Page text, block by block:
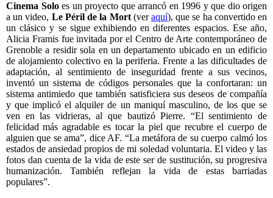
Cinema Solo es un proyecto que arrancó en 1996 y que dio origen
a un video, Le Péril de la Mort(veraquí), que se ha convertido en
un clásico y se sigue exhibiendo en diferentes espacios. Ese año,
Alicia Framis fue invitada por el Centro de Arte contemporáneo de
Grenoble a residir sola en un departamento ubicado en un edificio
de alojamiento colectivo en la periferia. Frente a las dificultades de
adaptación, al sentimiento de inseguridad frente a sus vecinos,
inventó un sistema de códigos personales que la confortaran: un
sistema antimiedo que también satisficiera sus deseos de compañía
y que implicó el alquiler de un maniquí masculino, de los que se
ven en las vidrieras, al que bautizó Pierre. “El sentimiento de
felicidad más agradable es tocar la piel que recubre el cuerpo de
alguien que se ama”, dice AF. “La metáfora de su cuerpo calmó los
estados de ansiedad propios de mi soledad voluntaria. El video y las
fotos dan cuenta de la vida de este ser de sustitución, su progresiva
humanización. También reflejan la vida de estas barriadas
populares”.